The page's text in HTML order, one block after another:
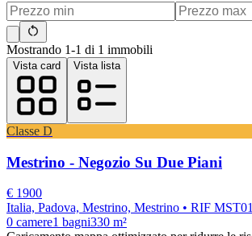
Mostrando 1-1 di 1 immobili
Vista card Vista lista
Classe D
Mestrino - Negozio Su Due Piani
€ 1900
Italia, Padova, Mestrino, Mestrino • RIF
0 camere1 bagni330 m²